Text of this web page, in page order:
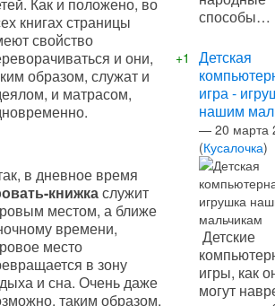
книгах страницы
свойство
и они,
образом, служат и
и матрасом,
в дневное время
книжкаслужит
местом, а ближе
времени,
место
в зону
и сна. Очень даже
таким образом,
способы…
+1
Детская
игра -
нашим
—20 марта
(Кусалочка)
Детские
игры, как
могут